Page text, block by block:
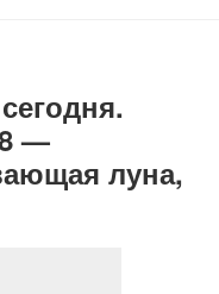
—
луна,